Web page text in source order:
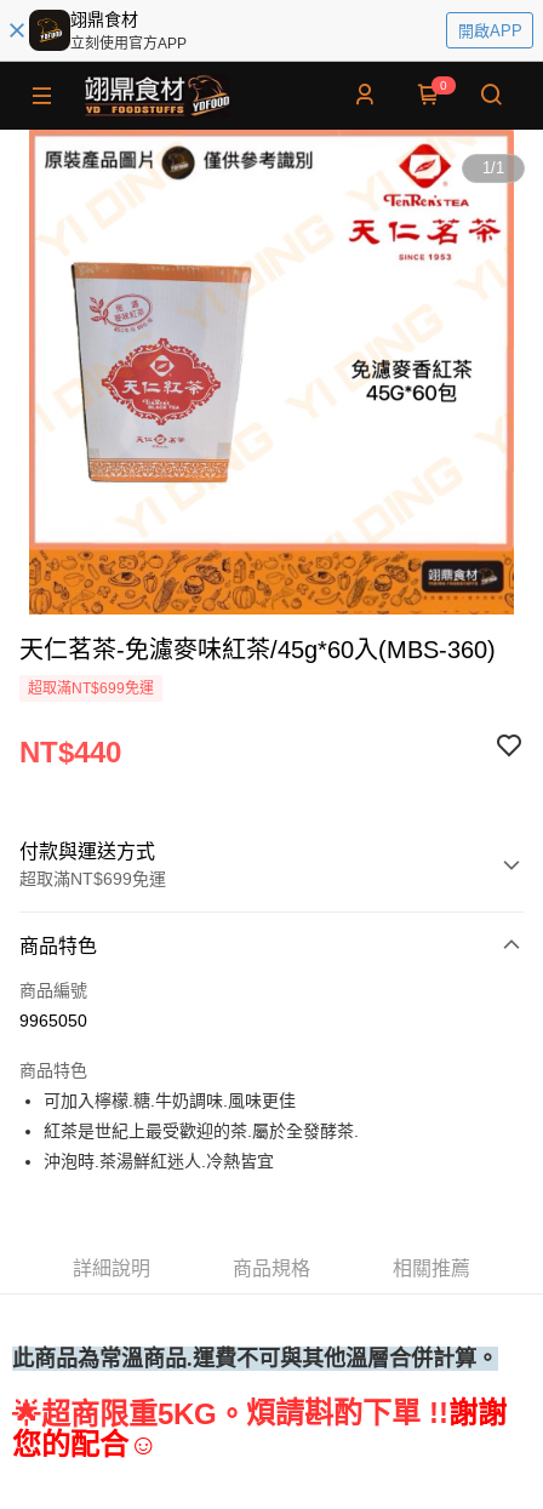
翊鼎食材
立刻使用官方APP
開啟APP
0
1/1
天仁茗茶-免濾麥味紅茶/45g*60入(MBS-360)
超取滿NT$699免運
NT$440
付款與運送方式
超取滿NT$699免運
信用卡一次付款
Apple Pay
運送方式
• 付款後全家取貨
每筆NT$60，滿NT$699(含以上)免運費
(請點開選項勾選)
商品特色
商品編號
9965050
商品特色
可加入檸檬.糖.牛奶調味.風味更佳
紅茶是世紀上最受歡迎的茶.屬於全發酵茶.
沖泡時.茶湯鮮紅迷人.冷熱皆宜
詳細說明 商品規格 相關推薦
此商品為常溫商品.運費不可與其他溫層合併計算。
🌟超商限重5KG。 煩請斟酌下單 !!謝謝
您的配合☺